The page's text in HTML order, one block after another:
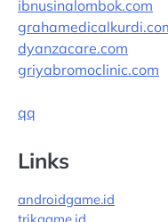
ibnusinalombok.com
dyanzacare.com
griyabromoclinic.com
qq
Links
androidgame.id